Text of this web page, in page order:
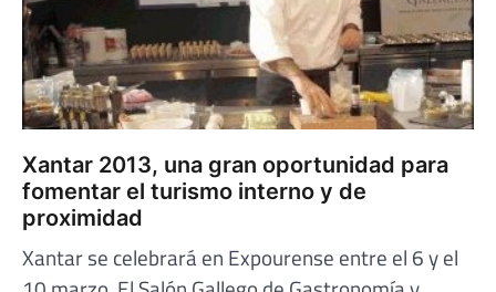
Xantar 2013, una gran oportunidad para
fomentar el turismo interno y de
proximidad
Xantar se celebrará en Expourense entre el 6 y el